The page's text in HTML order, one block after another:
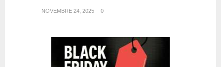
NOVEMBRE 24, 2025 0